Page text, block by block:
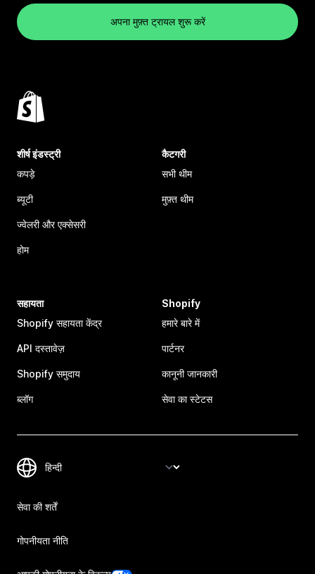
अपना मुफ़्त ट्रायल शुरू करें
शीर्ष इंडस्ट्री
कपड़े
ब्यूटी
ज्वेलरी और एक्सेसरी
होम
कैटगरी
सभी थीम
मुफ़्त थीम
सहायता
Shopify सहायता केंद्र
API दस्तावेज़
Shopify समुदाय
ब्लॉग
Shopify
हमारे बारे में
पार्टनर
कानूनी जानकारी
सेवा का स्टेटस
सेवा की शर्तें
गोपनीयता नीति